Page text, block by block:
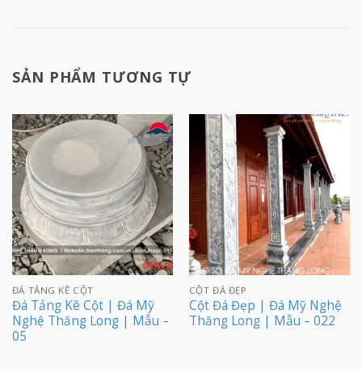
SẢN PHẨM TƯƠNG TỰ
ĐÁ TẢNG KÊ CỘT
Đá Tảng Kê Cột | Đá Mỹ
Nghệ Thăng Long | Mẫu –
05
CỘT ĐÁ ĐẸP
Cột Đá Đẹp | Đá Mỹ Nghệ
Thăng Long | Mẫu – 022